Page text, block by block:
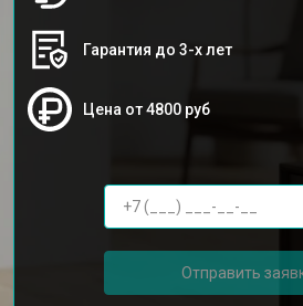
Гарантия до 3-х лет
Цена от 4800 руб
Отправить